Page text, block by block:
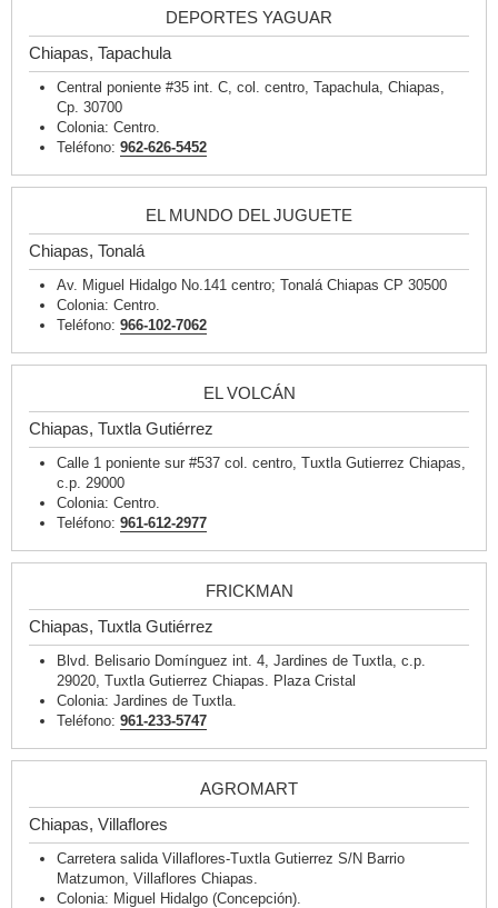
DEPORTES YAGUAR
Chiapas, Tapachula
Central poniente #35 int. C, col. centro, Tapachula, Chiapas,
Cp. 30700
Colonia: Centro.
Teléfono: 962-626-5452
EL MUNDO DEL JUGUETE
Chiapas, Tonalá
Av. Miguel Hidalgo No.141 centro; Tonalá Chiapas CP 30500
Colonia: Centro.
Teléfono: 966-102-7062
EL VOLCÁN
Chiapas, Tuxtla Gutiérrez
Calle 1 poniente sur #537 col. centro, Tuxtla Gutierrez Chiapas,
c.p. 29000
Colonia: Centro.
Teléfono: 961-612-2977
FRICKMAN
Chiapas, Tuxtla Gutiérrez
Blvd. Belisario Domínguez int. 4, Jardines de Tuxtla, c.p.
29020, Tuxtla Gutierrez Chiapas. Plaza Cristal
Colonia: Jardines de Tuxtla.
Teléfono: 961-233-5747
AGROMART
Chiapas, Villaflores
Carretera salida Villaflores-Tuxtla Gutierrez S/N Barrio
Matzumon, Villaflores Chiapas.
Colonia: Miguel Hidalgo (Concepción).